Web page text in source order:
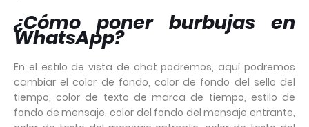
¿Cómo poner burbujas en
WhatsApp?
En el estilo de vista de chat podremos, aquí podremos
cambiar el color de fondo, color de fondo del sello del
tiempo, color de texto de marca de tiempo, estilo de
fondo de mensaje, color del fondo del mensaje entrante,